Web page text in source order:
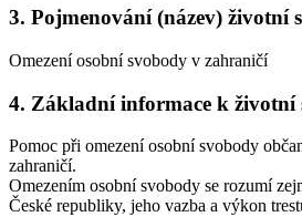
3. Pojmenování (název) životní
Omezení osobní svobody v zahraničí
4. Základní informace k životní
Pomoc při omezení osobní svobody
zahraničí.
Omezením osobní svobody se rozumí
České republiky, jeho vazba a výkon